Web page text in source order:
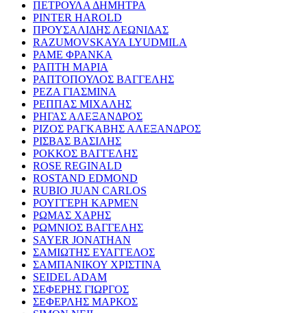
ΠΕΤΡΟΥΛΑ ΔΗΜΗΤΡΑ
PINTER HAROLD
ΠΡΟΥΣΑΛΙΔΗΣ ΛΕΩΝΙΔΑΣ
RAZUMOVSKAYA LYUDMILA
ΡΑΜΕ ΦΡΑΝΚΑ
ΡΑΠΤΗ ΜΑΡΙΑ
ΡΑΠΤΟΠΟΥΛΟΣ ΒΑΓΓΕΛΗΣ
ΡΕΖΑ ΓΙΑΣΜΙΝΑ
ΡΕΠΠΑΣ ΜΙΧΑΛΗΣ
ΡΗΓΑΣ ΑΛΕΞΑΝΔΡΟΣ
ΡΙΖΟΣ ΡΑΓΚΑΒΗΣ ΑΛΕΞΑΝΔΡΟΣ
ΡΙΣΒΑΣ ΒΑΣΙΛΗΣ
ΡΟΚΚΟΣ ΒΑΓΓΕΛΗΣ
ROSE REGINALD
ROSTAND EDMOND
RUBIO JUAN CARLOS
ΡΟΥΓΓΕΡΗ ΚΑΡΜΕΝ
ΡΩΜΑΣ ΧΑΡΗΣ
ΡΩΜΝΙΟΣ ΒΑΓΓΕΛΗΣ
SAYER JONATHAN
ΣΑΜΙΩΤΗΣ ΕΥΑΓΓΕΛΟΣ
ΣΑΜΠΑΝΙΚΟΥ ΧΡΙΣΤΙΝΑ
SEIDEL ADAM
ΣΕΦΕΡΗΣ ΓΙΩΡΓΟΣ
ΣΕΦΕΡΛΗΣ ΜΑΡΚΟΣ